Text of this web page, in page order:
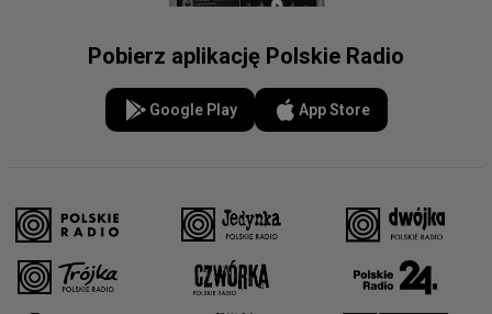
Pobierz aplikację Polskie Radio
Google Play App Store